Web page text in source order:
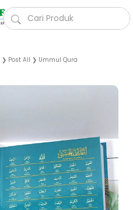
❯ Post All ❯ Ummul Qura